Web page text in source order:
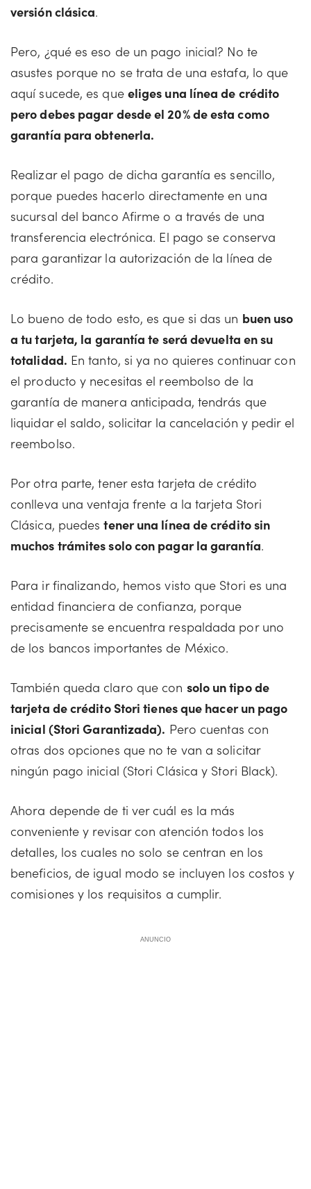
versión clásica.
Pero, ¿qué es eso de un pago inicial? No te
asustes porque no se trata de una estafa, lo que
aquí sucede, es que eliges una línea de crédito
pero debes pagar desde el 20% de esta como
garantía para obtenerla.
Realizar el pago de dicha garantía es sencillo,
porque puedes hacerlo directamente en una
sucursal del banco Afirme o a través de una
transferencia electrónica. El pago se conserva
para garantizar la autorización de la línea de
crédito.
Lo bueno de todo esto, es que si das un buen uso
a tu tarjeta, la garantía te será devuelta en su
totalidad. En tanto, si ya no quieres continuar con
el producto y necesitas el reembolso de la
garantía de manera anticipada, tendrás que
liquidar el saldo, solicitar la cancelación y pedir el
reembolso.
Por otra parte, tener esta tarjeta de crédito
conlleva una ventaja frente a la tarjeta Stori
Clásica, puedestener una línea de crédito sin
muchos trámites solo con pagar la garantía.
Para ir finalizando, hemos visto que Stori es una
entidad financiera de confianza, porque
precisamente se encuentra respaldada por uno
de los bancos importantes de México.
También queda claro que con solo un tipo de
tarjeta de crédito Stori tienes que hacer un pago
inicial (Stori Garantizada). Pero cuentas con
otras dos opciones que no te van a solicitar
ningún pago inicial (Stori Clásica y Stori Black).
Ahora depende de ti ver cuál es la más
conveniente y revisar con atención todos los
detalles, los cuales no solo se centran en los
beneficios, de igual modo se incluyen los costos y
comisiones y los requisitos a cumplir.
ANUNCIO